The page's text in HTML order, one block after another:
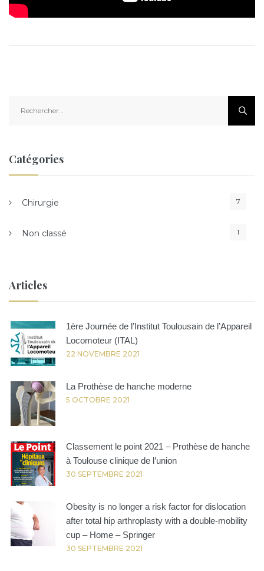
Catégories
Chirurgie 7
Non classé 1
Articles
1ère Journée de l’Institut Toulousain de l’Appareil
Locomoteur (ITAL)
22 NOVEMBRE 2021
La Prothèse de hanche moderne
5 OCTOBRE 2021
Classement le point 2021 – Prothèse de hanche
à Toulouse clinique de l’union
30 SEPTEMBRE 2021
Obesity is no longer a risk factor for dislocation
after total hip arthroplasty with a double-mobility
cup – Home – Springer
30 SEPTEMBRE 2021